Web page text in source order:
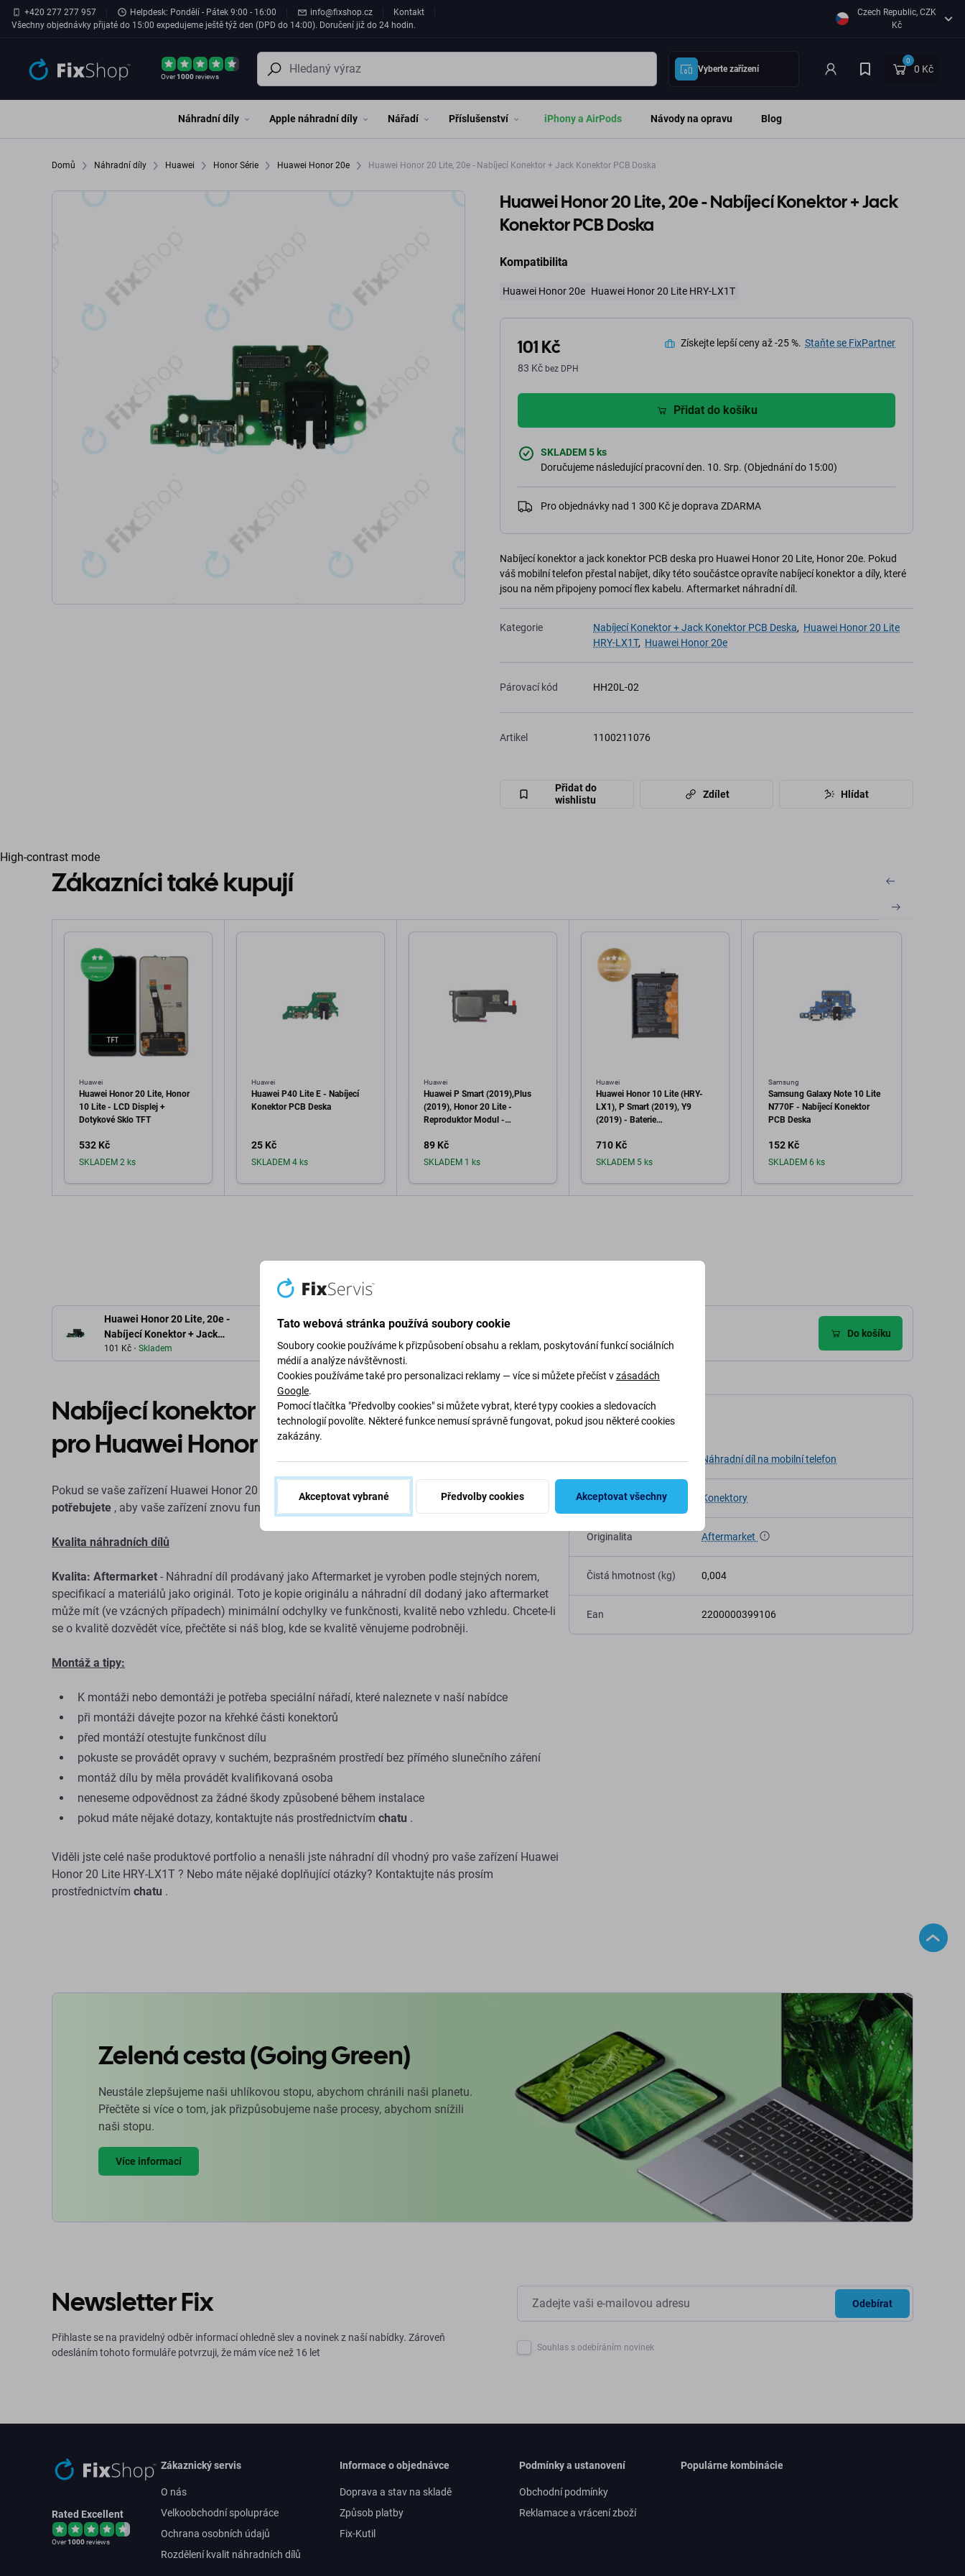
Přeskočit na hlavní obsah
+420 277 277 957 Helpdesk: Pondělí - Pátek 9:00 - 16:00 info@fixshop.cz
Kontakt
Všechny objednávky přijaté do 15:00 expedujeme ještě týž den (DPD do 14:00). Doručení již do 24 hodin.
Czech Republic, CZK
Kč
Over1000reviews
Vyberte zařízení
0
0 Kč
Náhradní díly Apple náhradní díly Nářadí Příslušenství iPhony a AirPods Návody na opravu Blog
Domů Náhradní díly Huawei Honor Série Huawei Honor 20e Huawei Honor 20 Lite, 20e - Nabíjecí Konektor + Jack Konektor PCB Doska
Huawei Honor 20 Lite, 20e - Nabíjecí Konektor + Jack
Konektor PCB Doska
Kompatibilita
Huawei Honor 20e Huawei Honor 20 Lite HRY-LX1T
101 Kč
83 Kč bez DPH
Získejte lepší ceny až -25 %. Staňte se FixPartner
Přidat do košíku
SKLADEM 5 ks
Doručujeme následující pracovní den. 10. Srp. (Objednání do 15:00)
Pro objednávky nad 1 300 Kč je doprava ZDARMA
Nabíjecí konektor a jack konektor PCB deska pro Huawei Honor 20 Lite, Honor 20e. Pokud
váš mobilní telefon přestal nabíjet, díky této součástce opravíte nabíjecí konektor a díly, které
jsou na něm připojeny pomocí flex kabelu. Aftermarket náhradní díl.
Kategorie Nabíjecí Konektor + Jack Konektor PCB Deska, Huawei Honor 20 Lite
HRY-LX1T, Huawei Honor 20e
Párovací kód HH20L-02
Artikel 1100211076
Přidat do
wishlistu
Zdílet Hlídat
High-contrast mode
Zákazníci také kupují
Huawei
Huawei Honor 20 Lite, Honor
10 Lite - LCD Displej +
Dotykové Sklo TFT
532 Kč
SKLADEM 2 ks
Huawei
Huawei P40 Lite E - Nabíjecí
Konektor PCB Deska
25 Kč
SKLADEM 4 ks
Huawei
Huawei P Smart (2019),Plus
(2019), Honor 20 Lite -
Reproduktor Modul -
Pack
89 Kč
SKLADEM 1 ks
Huawei
Huawei Honor 10 Lite (HRY-
LX1), P Smart (2019), Y9
(2019) - Baterie
24022919, 24022770 Genuine
Service Pack
710 Kč
SKLADEM 5 ks
Samsung
Samsung Galaxy Note 10 Lite
N770F - Nabíjecí Konektor
PCB Deska
152 Kč
SKLADEM 6 ks
Huawei Honor 20 Lite, 20e -
Nabíjecí Konektor + Jack
Konektor PCB Doska
101 Kč Skladem
Popis a specifikace Do košíku
Nabíjecí konektor + konektor Jack PCB deska
pro Huawei Honor 20 Lite HRY-LX1T
Pokud se vaše zařízení Huawei Honor 20 Lite HRY-LX1T přestalo nabíjet , je tosoučást
, kterou
potřebujete , aby vaše zařízení znovu fungovalo.
Kvalita náhradních dílů
Kvalita: Aftermarket - Náhradní díl prodávaný jako Aftermarket je vyroben podle stejných norem,
specifikací a materiálů jako originál. Toto je kopie originálu a náhradní díl dodaný jako aftermarket
může mít (ve vzácných případech) minimální odchylky ve funkčnosti, kvalitě nebo vzhledu. Chcete-li
se o kvalitě dozvědět více, přečtěte si náš blog, kde se kvalitě věnujeme podrobněji.
Montáž a tipy:
K montáži nebo demontáži je potřeba speciální nářadí, které naleznete v naší nabídce
při montáži dávejte pozor na křehké části konektorů
před montáží otestujte funkčnost dílu
pokuste se provádět opravy v suchém, bezprašném prostředí bez přímého slunečního záření
montáž dílu by měla provádět kvalifikovaná osoba
neneseme odpovědnost za žádné škody způsobené během instalace
pokud máte nějaké dotazy, kontaktujte nás prostřednictvím chatu .
Viděli jste celé naše produktové portfolio a nenašli jste náhradní díl vhodný pro vaše zařízení Huawei
Honor 20 Lite HRY-LX1T ? Nebo máte nějaké doplňující otázky? Kontaktujte nás prosím
prostřednictvím chatu .
Specifikace
Typ zařízení Náhradní díl na mobilní telefon
Kategorie Konektory
Originalita Aftermarket
Čistá hmotnost (kg) 0,004
Ean 2200000399106
Zelená cesta (Going Green)
Neustále zlepšujeme naši uhlíkovou stopu, abychom chránili naši planetu.
Přečtěte si více o tom, jak přizpůsobujeme naše procesy, abychom snížili
naši stopu.
Více informací
Newsletter Fix
Přihlaste se na pravidelný odběr informací ohledně slev a novinek z naší nabídky. Zároveň
odesláním tohoto formuláře potvrzuji, že mám více než 16 let
Odebírat
Souhlas s odebíráním novinek
Rated Excellent
Over1000reviews
Zákaznický servis
O nás
Velkoobchodní spolupráce
Ochrana osobních údajů
Rozdělení kvalit náhradních dílů
Informace o objednávce
Doprava a stav na skladě
Způsob platby
Fix-Kutil
Podmínky a ustanovení
Obchodní podmínky
Reklamace a vrácení zboží
Populárne kombinácie
Tato webová stránka používá soubory cookie
Soubory cookie používáme k přizpůsobení obsahu a reklam, poskytování funkcí sociálních
médií a analýze návštěvnosti.
Cookies používáme také pro personalizaci reklamy — více si můžete přečíst vzásadách
Google.
Pomocí tlačítka "Předvolby cookies" si můžete vybrat, které typy cookies a sledovacích
technologií povolíte. Některé funkce nemusí správně fungovat, pokud jsou některé cookies
zakázány.
Akceptovat vybrané Předvolby cookies Akceptovat všechny